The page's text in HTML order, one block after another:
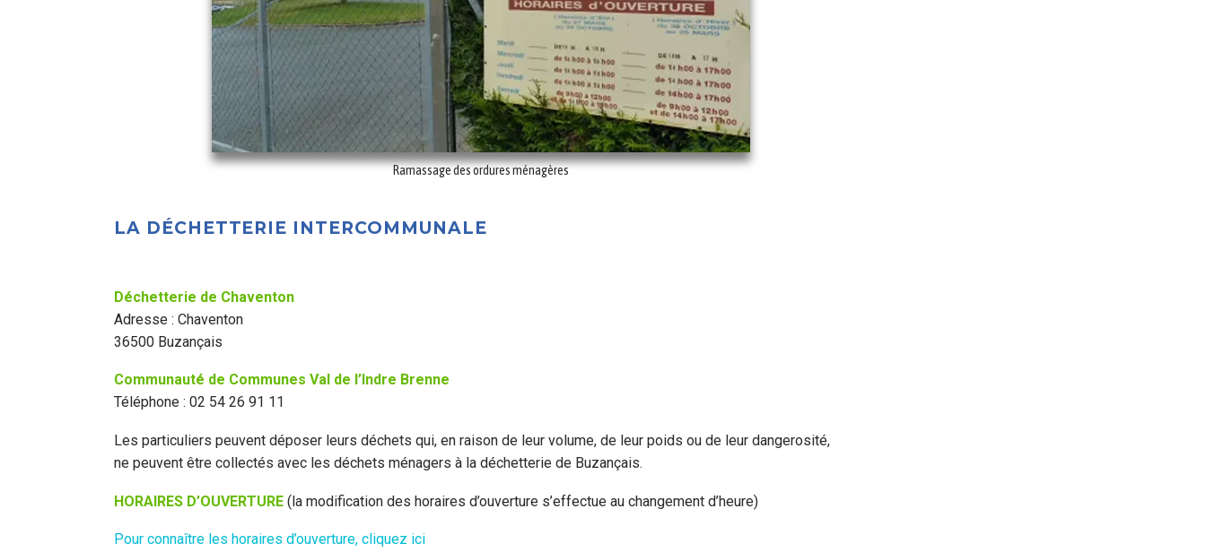
Ramassage des ordures ménagères
LA DÉCHETTERIE INTERCOMMUNALE
Déchetterie de Chaventon
Adresse : Chaventon
36500 Buzançais
Communauté de Communes Val de l’Indre Brenne
Téléphone : 02 54 26 91 11
Les particuliers peuvent déposer leurs déchets qui, en raison de leur volume, de leur poids ou de leur dangerosité,
ne peuvent être collectés avec les déchets ménagers à la déchetterie de Buzançais.
HORAIRES D’OUVERTURE (la modification des horaires d’ouverture s’effectue au changement d’heure)
Pour connaître les horaires d’ouverture, cliquez ici